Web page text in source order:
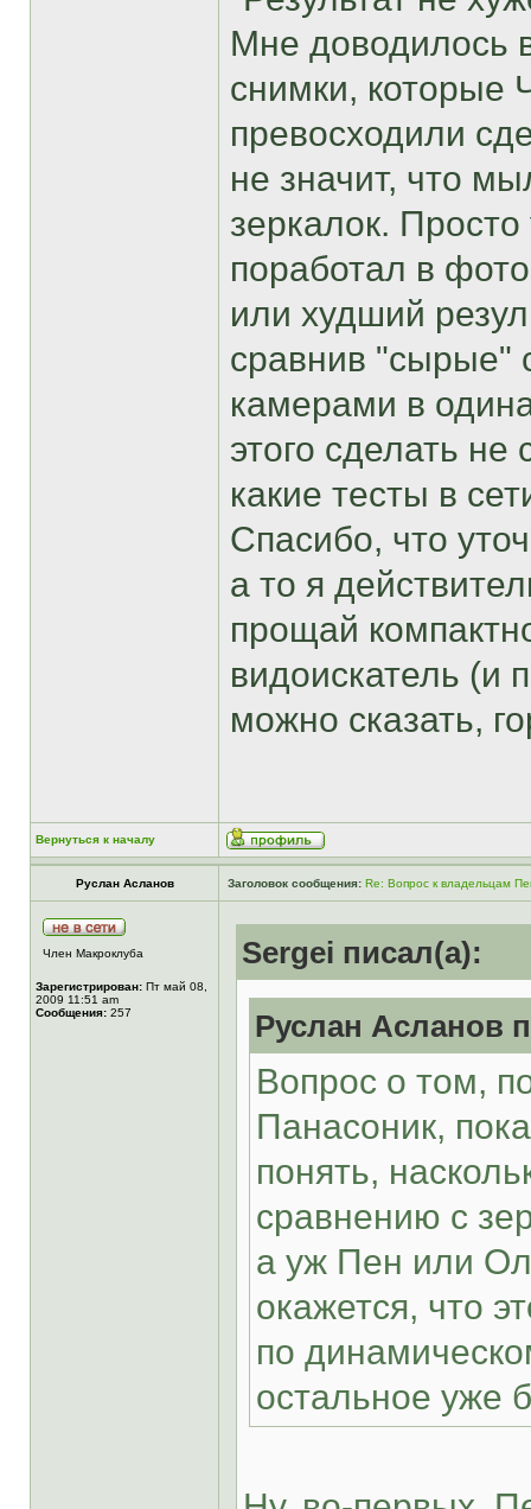
Мне доводилось
снимки,
превосходили
не значит, что
зеркалок.
поработал в
или худший
сравнив "сырые"
камерами в
этого сделать
какие тесты в
Спасибо, что
а то я
прощай
видоискатель (и
можно сказать,
Вернуться к началу
Руслан Асланов Заголовок сообщения: Re: Вопрос к владельцам
Член Макроклуба
Зарегистрирован: Пт май 08,
2009 11:51 am
Сообщения: 257
Sergei писал(а):
Руслан Асланов
Вопрос о том,
Панасоник,
понять,
сравнению с
а уж Пен или
окажется, что
по
остальное уже